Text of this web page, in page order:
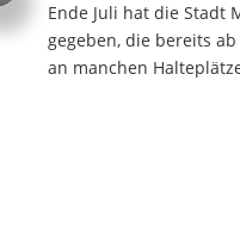
Ende Juli hat die Stadt
gegeben, die bereits
an manchen